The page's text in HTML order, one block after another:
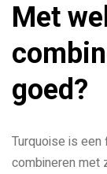
Met
goed?
Turquoise is
combineren met